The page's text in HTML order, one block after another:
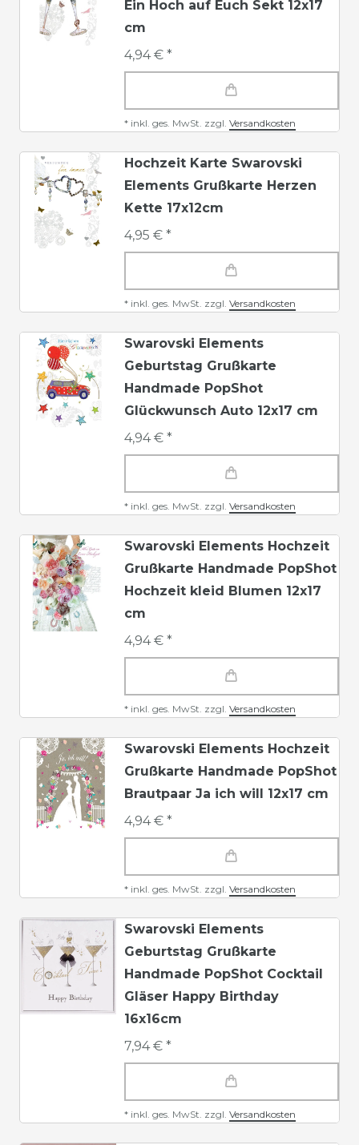
Ein Hoch auf Euch Sekt 12x17
cm
4,94 € *
* inkl. ges. MwSt. zzgl. Versandkosten
Hochzeit Karte Swarovski
Elements Grußkarte Herzen
Kette 17x12cm
4,95 € *
* inkl. ges. MwSt. zzgl. Versandkosten
Swarovski Elements
Geburtstag Grußkarte
Handmade PopShot
Glückwunsch Auto 12x17 cm
4,94 € *
* inkl. ges. MwSt. zzgl. Versandkosten
Swarovski Elements Hochzeit
Grußkarte Handmade PopShot
Hochzeit kleid Blumen 12x17
cm
4,94 € *
* inkl. ges. MwSt. zzgl. Versandkosten
Swarovski Elements Hochzeit
Grußkarte Handmade PopShot
Brautpaar Ja ich will 12x17 cm
4,94 € *
* inkl. ges. MwSt. zzgl. Versandkosten
Swarovski Elements
Geburtstag Grußkarte
Handmade PopShot Cocktail
Gläser Happy Birthday
16x16cm
7,94 € *
* inkl. ges. MwSt. zzgl. Versandkosten